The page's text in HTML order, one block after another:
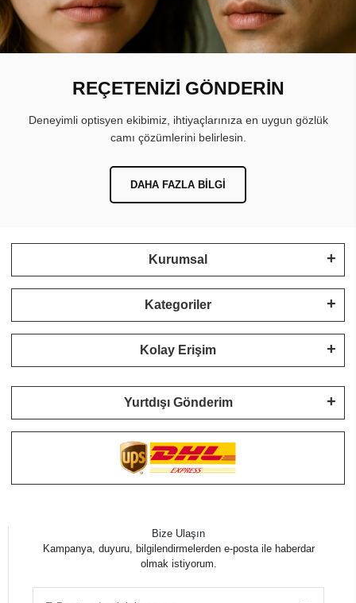
REÇETENİZİ GÖNDERİN
Deneyimli optisyen ekibimiz, ihtiyaçlarınıza en uygun gözlük
camı çözümlerini belirlesin.
DAHA FAZLA BILGI
Kurumsal
Kategoriler
Kolay Erişim
Yurtdışı Gönderim
Bize Ulaşın
Kampanya, duyuru, bilgilendirmelerden e-posta ile haberdar
olmak istiyorum.